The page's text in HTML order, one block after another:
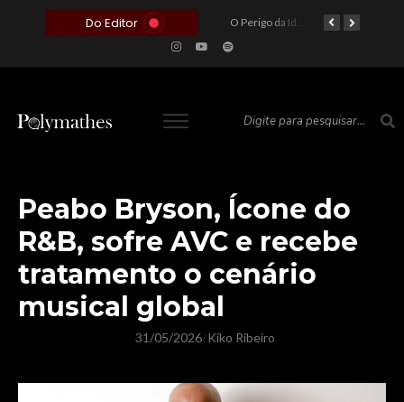
Do Editor
A Roleta da Miséria: Quando a Devoção Cega Encontra o Link na Bio. A Queda do Brasileiro Pelas Mãos de Seus Influencers. O Preço de um Escândalo: A Discrepância Entre o “Filme de Bolsonaro” e a Realidade do Cinema Mundial
Peabo Bryson, Ícone do
R&B, sofre AVC e recebe
tratamento o cenário
musical global
31/05/2026/ Kiko Ribeiro